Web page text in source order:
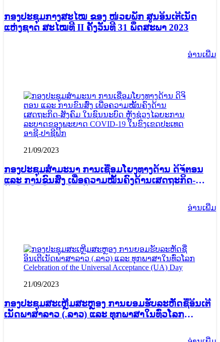
ກອງປະຊຸມກາງສະໄໝ ຂອງ ໜ່ວຍພັກ ສູນອິນເຕີເນັດ
ແຫ່ງຊາດ ສະໄໝທີ II ຄັ້ງວັນທີ 31 ພຶດສະພາ 2023
ອ່ານ​ເພີ່ມ
21/09/2023
ກອງປະຊຸມສຳມະນາ ການເຊື່ອມໂຍງທາງດ້ານ ດິຈິຕອນ
ແລະ ການຂົນສົ່ງ ເພື່ອຄວາມໝັ້ນຄົງດ້ານເສດຖະກິດ-
ພະຍາດ COVID-19 ໃນຂົງເຂດປະເທດອາຊີ-ປາຊີຟິກ
ອ່ານ​ເພີ່ມ
21/09/2023
ກອງປະຊຸມສະເຫຼີມສະຫຼອງ ການຍອມຮັບລະຫັດຊື່ອິນເຕີ
ເນັດພາສາລາວ (.ລາວ) ແລະ ທຸກພາສາໃນທົ່ວໂລກ